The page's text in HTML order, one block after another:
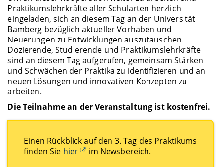
Praktikumslehrkräfte aller Schularten herzlich
eingeladen, sich an diesem Tag an der Universität
Bamberg bezüglich aktueller Vorhaben und
Neuerungen zu Entwicklungen auszutauschen.
Dozierende, Studierende und Praktikumslehrkräfte
sind an diesem Tag aufgerufen, gemeinsam Stärken
und Schwächen der Praktika zu identifizieren und an
neuen Lösungen und innovativen Konzepten zu
arbeiten.
Die Teilnahme an der Veranstaltung ist kostenfrei.
Einen Rückblick auf den 3. Tag des Praktikums
finden Sie hier im Newsbereich.